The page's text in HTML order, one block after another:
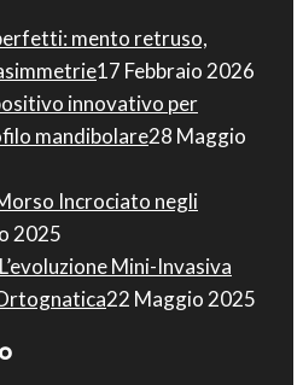
mento retruso,
17 Febbraio 2026
innovativo per
mandibolare28 Maggio
Incrociato negli
2025
Mini-Invasiva
22 Maggio 2025